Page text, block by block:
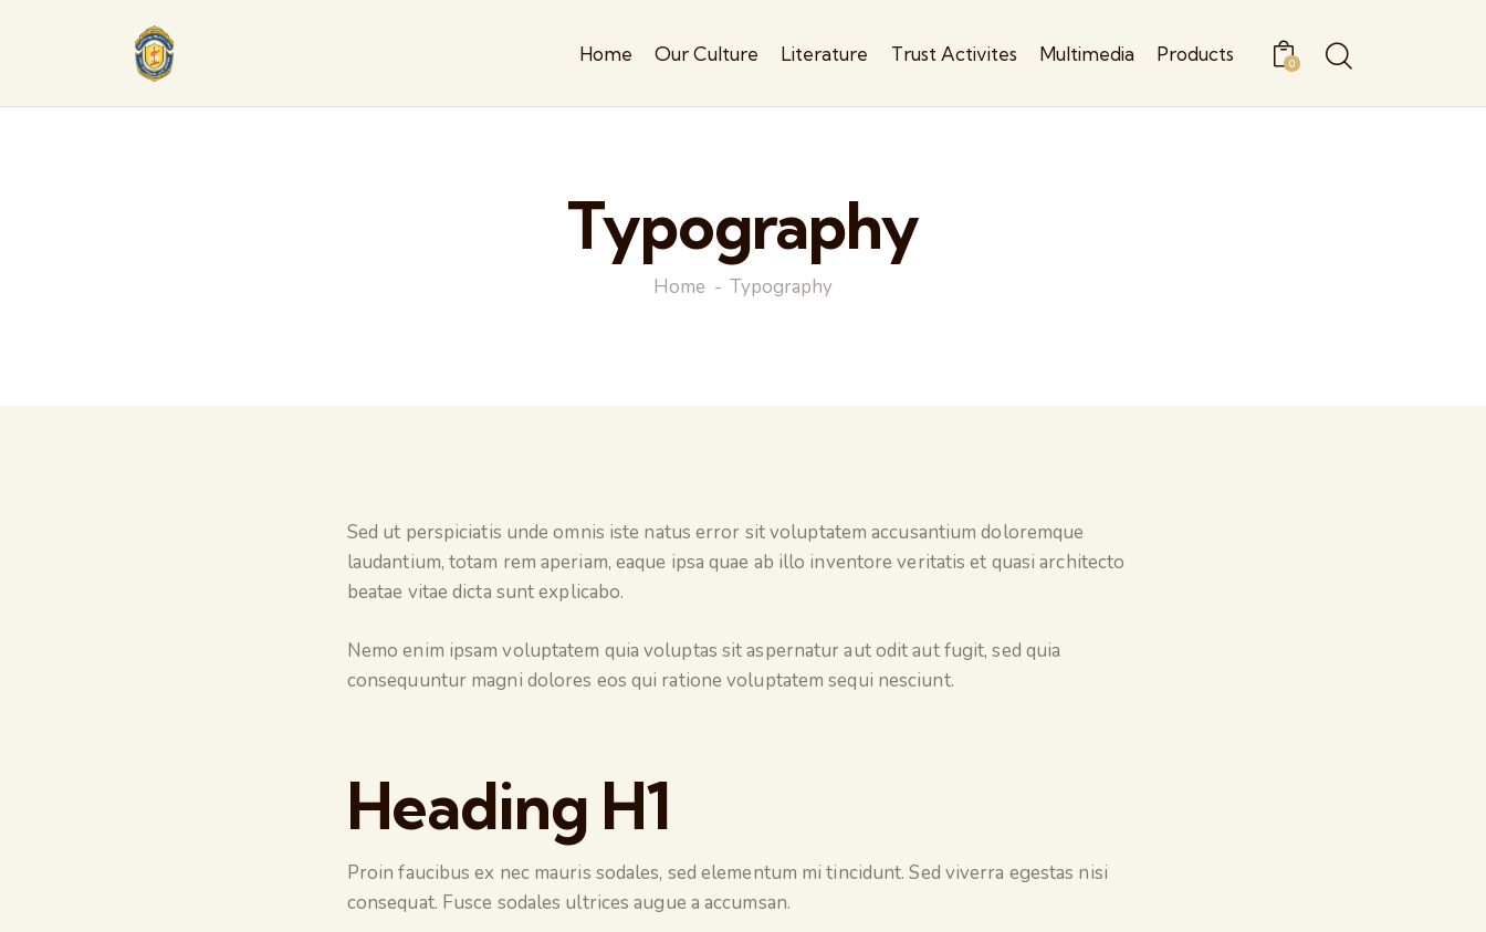
Home Our Culture Literature Trust Activites Multimedia Products 0
Typography
Home Typography
Sed ut perspiciatis unde omnis iste natus error sit voluptatem accusantium doloremque
laudantium, totam rem aperiam, eaque ipsa quae ab illo inventore veritatis et quasi architecto
beatae vitae dicta sunt explicabo.
Nemo enim ipsam voluptatem quia voluptas sit aspernatur aut odit aut fugit, sed quia
consequuntur magni dolores eos qui ratione voluptatem sequi nesciunt.
Heading H1
Proin faucibus ex nec mauris sodales, sed elementum mi tincidunt. Sed viverra egestas nisi
consequat. Fusce sodales ultrices augue a accumsan.